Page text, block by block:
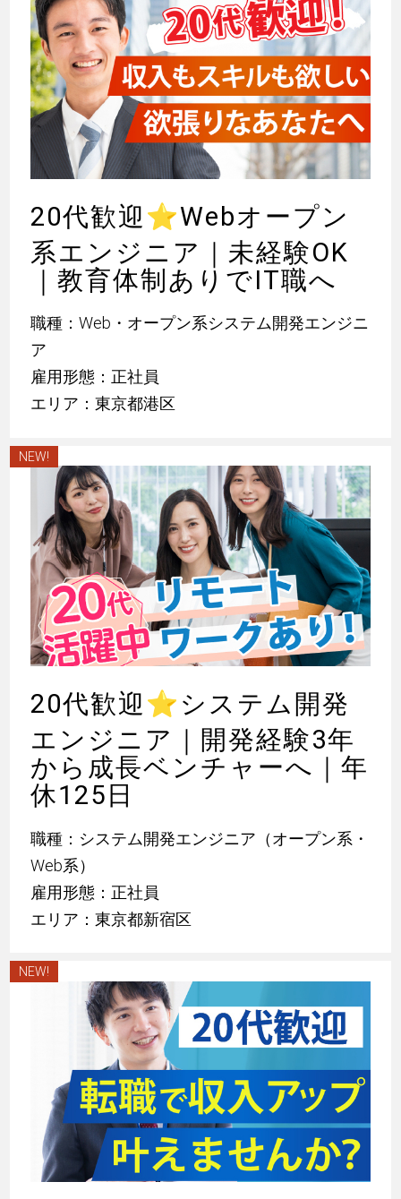
20代歓迎 ⭐Webオープン
系エンジニア｜未経験OK
｜教育体制ありでIT職へ
職種：Web・オープン系システム開発エンジニ
ア
雇用形態：正社員
エリア：東京都港区
NEW!
20代歓迎 ⭐ システム開発
エンジニア｜開発経験3年
から成長ベンチャーへ｜年
休125日
職種：システム開発エンジニア（オープン系・
Web系）
雇用形態：正社員
エリア：東京都新宿区
NEW!